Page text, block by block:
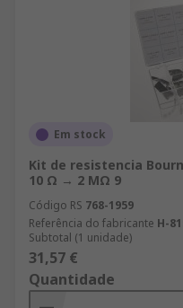
Em stock
Kit de resistencia
10 Ω → 2 MΩ 9
Código RS 768-1959
Referência do fabricante H-
Subtotal (1 unidade)
31,57 €
Quantidade